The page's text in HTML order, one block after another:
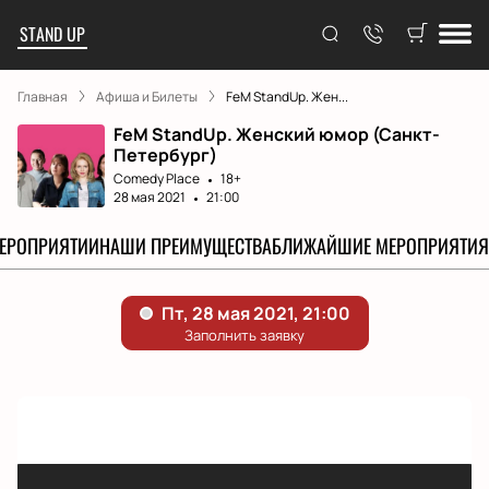
STAND UP
Главная Афиша и Билеты FeM StandUp. Жен...
FeM StandUp. Женский юмор (Санкт-
Петербург)
Comedy Place
18+
28 мая 2021
21:00
НАШИ ПРЕИМУЩЕСТВАБЛИЖАЙШИЕ МЕРОПРИЯТИЯ